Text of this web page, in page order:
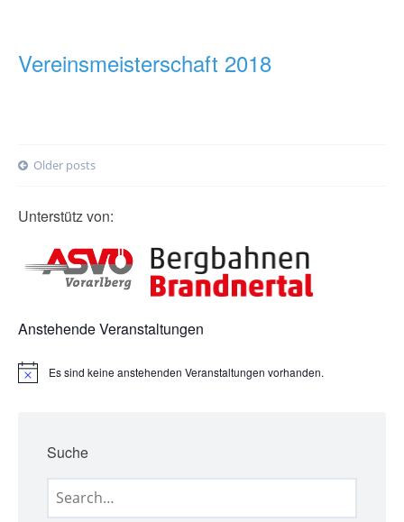
Vereinsmeisterschaft 2018
Posts
Older posts
Unterstütz von:
Anstehende Veranstaltungen
H
Es sind keine anstehenden Veranstaltungen vorhanden.
Suche
Search